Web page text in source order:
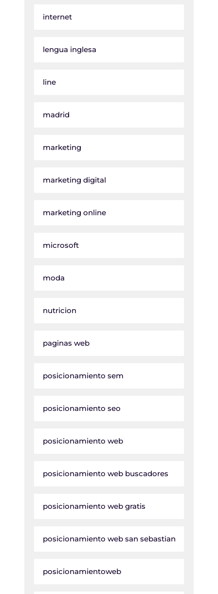
internet
lengua inglesa
line
madrid
marketing
marketing digital
marketing online
microsoft
moda
nutricion
paginas web
posicionamiento sem
posicionamiento seo
posicionamiento web
posicionamiento web buscadores
posicionamiento web gratis
posicionamiento web san sebastian
posicionamientoweb